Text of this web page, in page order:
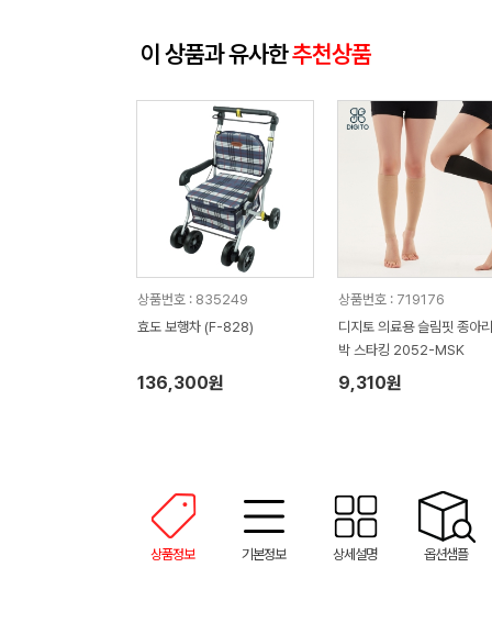
이 상품과 유사한추천상품
상품번호 : 835249
효도 보행차 (F-828)
136,300원
상품번호 : 719176
디지토 의료용 슬림핏 종아
박 스타킹 2052-MSK
9,310원
상품정보 기본정보 상세설명 옵션샘플